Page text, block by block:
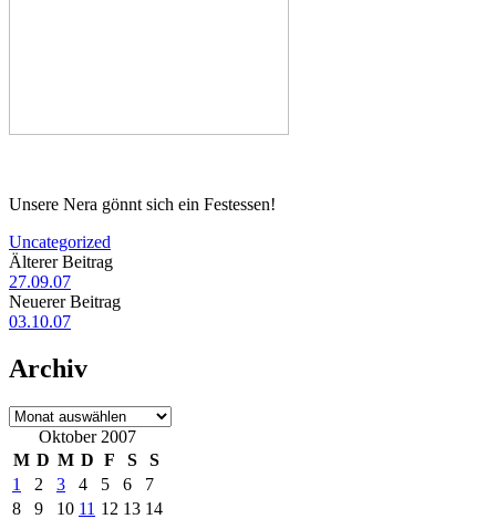
Unsere Nera gönnt sich ein Festessen!
Uncategorized
Beitrags-
Navigation
Älterer Beitrag
27.09.07
Neuerer Beitrag
03.10.07
Archiv
Archiv
Oktober 2007
M D M D F S
S
1
2 3 4 5 6
7
8
9 10 11 12 13 14